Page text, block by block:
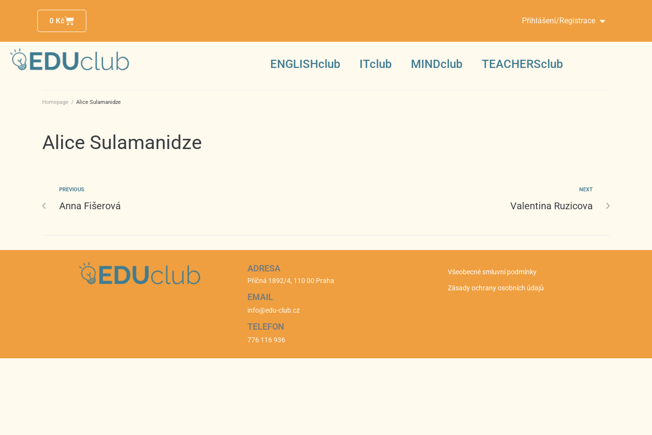
0 Kč Přihlášení/Registrace
ENGLISHclub ITclub MINDclub TEACHERSclub
Homepage / Alice Sulamanidze
Alice Sulamanidze
PREVIOUS
Anna Fišerová
NEXT
Valentina Ruzicova
ADRESA
Příčná 1892/4, 110 00 Praha
EMAIL
info@edu-club.cz
TELEFON
776 116 936
Všeobecné smluvní podmínky
Zásady ochrany osobních údajů